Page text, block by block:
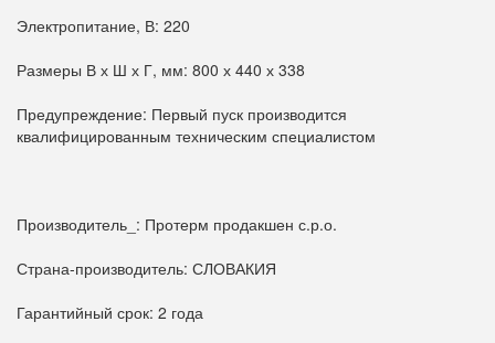
Электропитание, В: 220
Размеры В х Ш х Г, мм: 800 х 440 х 338
Предупреждение: Первый пуск производится
квалифицированным техническим специалистом
Производитель_: Протерм продакшен с.р.о.
Страна-производитель: СЛОВАКИЯ
Гарантийный срок: 2 года